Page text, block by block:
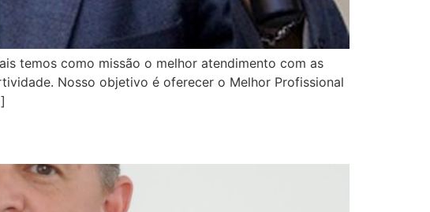
temos como missão o melhor atendimento com as
Nosso objetivo é oferecer o Melhor Profissional